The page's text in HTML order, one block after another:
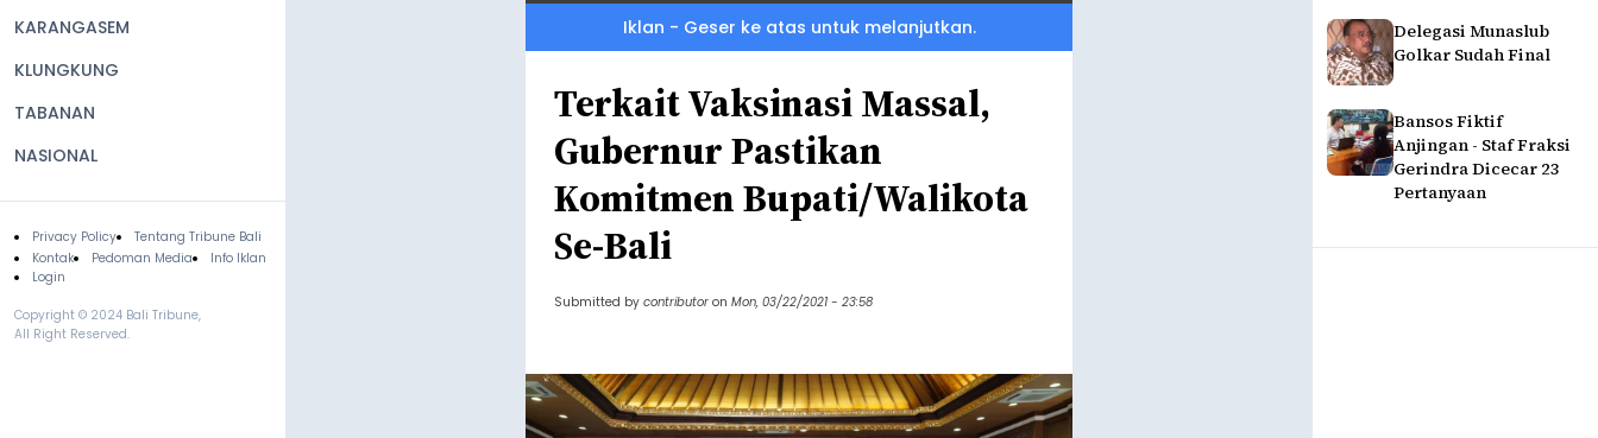
KARANGASEM
KLUNGKUNG
TABANAN
NASIONAL
Footer
Privacy Policy
Tentang Tribune Bali
Kontak
Pedoman Media
Info Iklan
Login
Copyright © 2024 Bali Tribune,
All Right Reserved.
Delegasi Munaslub
Golkar Sudah Final
Bansos Fiktif
Anjingan - Staf Fraksi
Gerindra Dicecar 23
Pertanyaan
Iklan - Geser ke atas untuk melanjutkan.
Terkait Vaksinasi Massal,
Gubernur Pastikan
Komitmen Bupati/Walikota
Se-Bali
Submitted by contributor on Mon, 03/22/2021 - 23:58